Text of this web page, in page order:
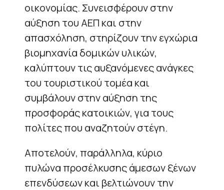
οικονομίας. Συνεισφέρουν στην
αύξηση του ΑΕΠ και στην
απασχόληση, στηρίζουν την εγχώρια
βιομηχανία δομικών υλικών,
καλύπτουν τις αυξανόμενες ανάγκες
του τουριστικού τομέα και
συμβάλουν στην αύξηση της
προσφοράς κατοικιών, για τους
πολίτες που αναζητούν στέγη.
Αποτελούν, παράλληλα, κύριο
πυλώνα προσέλκυσης άμεσων ξένων
επενδύσεων και βελτιώνουν την